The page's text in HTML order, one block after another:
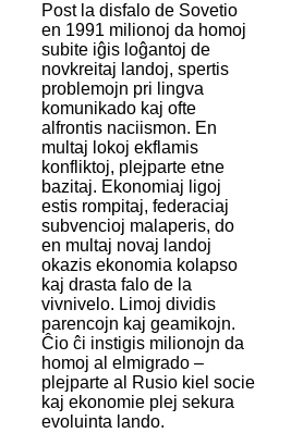
Post la disfalo de Sovetio
en 1991 milionoj da homoj
subite iĝis loĝantoj de
novkreitaj landoj, spertis
problemojn pri lingva
komunikado kaj ofte
alfrontis naciismon. En
multaj lokoj ekflamis
konfliktoj, plejparte etne
bazitaj. Ekonomiaj ligoj
estis rompitaj, federaciaj
subvencioj malaperis, do
en multaj novaj landoj
okazis ekonomia kolapso
kaj drasta falo de la
vivnivelo. Limoj dividis
parencojn kaj geamikojn.
Ĉio ĉi instigis milionojn da
homoj al elmigrado –
plejparte al Rusio kiel socie
kaj ekonomie plej sekura
evoluinta lando.